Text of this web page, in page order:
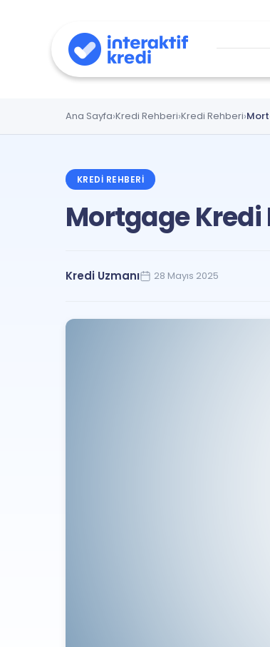
Ana Sayfa Kredi Rehberi Kredi Rehberi
KREDI REHBERI
Mortgage Kredi
Kredi Uzmanı 28 Mayıs 2025